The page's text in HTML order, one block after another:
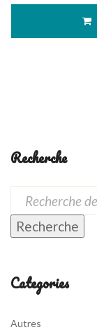
Recherche
Recherche
Categories
Autres